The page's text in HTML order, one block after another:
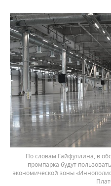
По словам Гайфуллина, в
промпарка будут
экономической зоны